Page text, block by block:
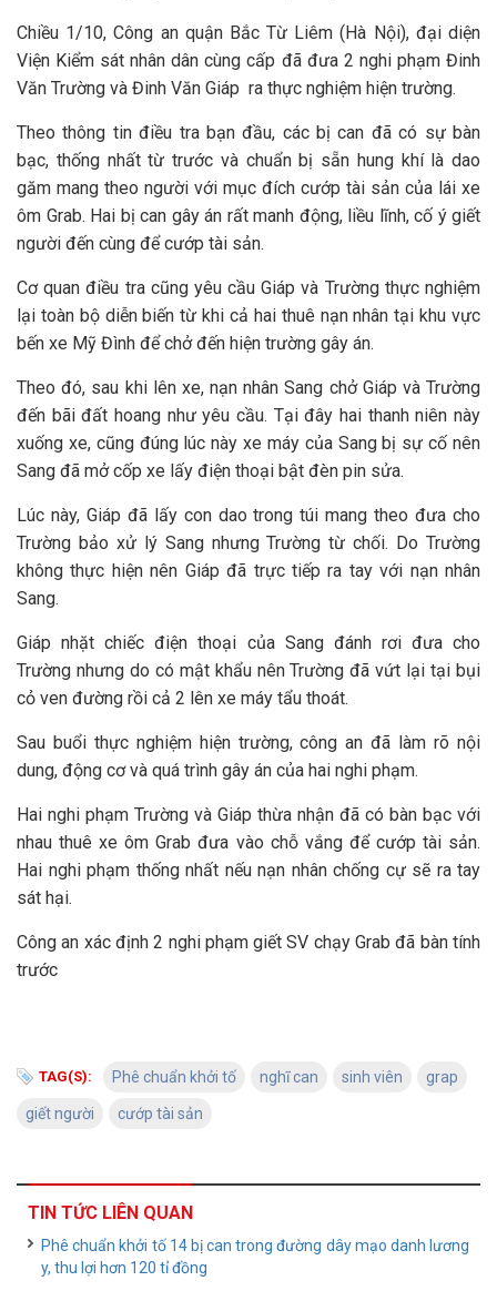
Chiều 1/10, Công an quận Bắc Từ Liêm (Hà Nội), đại diện
Viện Kiểm sát nhân dân cùng cấp đã đưa 2 nghi phạm Đinh
Văn Trường và Đinh Văn Giáp ra thực nghiệm hiện trường.
Theo thông tin điều tra bạn đầu, các bị can đã có sự bàn
bạc, thống nhất từ trước và chuẩn bị sẵn hung khí là dao
găm mang theo người với mục đích cướp tài sản của lái xe
ôm Grab. Hai bị can gây án rất manh động, liều lĩnh, cố ý giết
người đến cùng để cướp tài sản.
Cơ quan điều tra cũng yêu cầu Giáp và Trường thực nghiệm
lại toàn bộ diễn biến từ khi cả hai thuê nạn nhân tại khu vực
bến xe Mỹ Đình để chở đến hiện trường gây án.
Theo đó, sau khi lên xe, nạn nhân Sang chở Giáp và Trường
đến bãi đất hoang như yêu cầu. Tại đây hai thanh niên này
xuống xe, cũng đúng lúc này xe máy của Sang bị sự cố nên
Sang đã mở cốp xe lấy điện thoại bật đèn pin sửa.
Lúc này, Giáp đã lấy con dao trong túi mang theo đưa cho
Trường bảo xử lý Sang nhưng Trường từ chối. Do Trường
không thực hiện nên Giáp đã trực tiếp ra tay với nạn nhân
Sang.
Giáp nhặt chiếc điện thoại của Sang đánh rơi đưa cho
Trường nhưng do có mật khẩu nên Trường đã vứt lại tại bụi
cỏ ven đường rồi cả 2 lên xe máy tẩu thoát.
Sau buổi thực nghiệm hiện trường, công an đã làm rõ nội
dung, động cơ và quá trình gây án của hai nghi phạm.
Hai nghi phạm Trường và Giáp thừa nhận đã có bàn bạc với
nhau thuê xe ôm Grab đưa vào chỗ vắng để cướp tài sản.
Hai nghi phạm thống nhất nếu nạn nhân chống cự sẽ ra tay
sát hại.
Công an xác định 2 nghi phạm giết SV chạy Grab đã bàn tính
trước
TAG(S): Phê chuẩn khởi tố nghĩ can sinh viên grap
giết người cướp tài sản
TIN TỨC LIÊN QUAN
Phê chuẩn khởi tố 14 bị can trong đường dây mạo danh lương
y, thu lợi hơn 120 tỉ đồng